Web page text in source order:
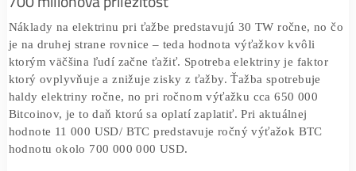
Táto vypočítaná hodnota sa zároveň pomerne presne
údajmi podľaDigiconomist
Zdroj: BitcoinEnergyConsumption.com
Pre porovnaniecelosvetová spotreba elektrickej energie
21 000 TW ročne. Podiel spotreby pri ťažbe bitcoinu